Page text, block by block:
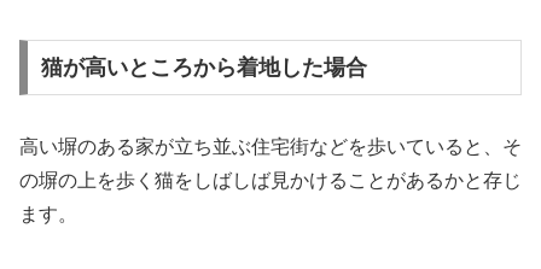
猫が高いところから着地した場合
高い塀のある家が立ち並ぶ住宅街などを歩いていると、そ
の塀の上を歩く猫をしばしば見かけることがあるかと存じ
ます。